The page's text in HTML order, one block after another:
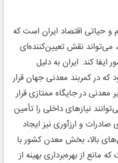
حیاتی اقتصاد ایران است که
می‌تواند نقش تعیین‌کننده‌ای
کند. ایران به دلیل
در کمربند معدنی جهان قرار
معدنی در جایگاه ممتازی قرار
نیازهای داخلی را تأمین
صادرات و ارزآوری نیز ایجاد
بالا، بخش معدن کشور با
از بهره‌برداری بهینه از